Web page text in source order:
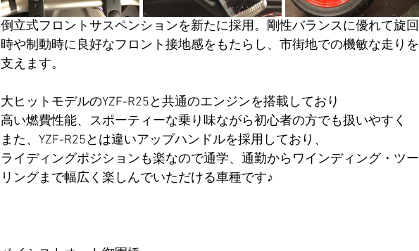
倒立式フロントサスペンションを新たに採用。剛性バランスに優れて旋回
時や制動時に良好なフロント接地感をもたらし、市街地での機敏な走りを
支えます。
大ヒットモデルのYZF-R25と共通のエンジンを搭載しており
高い燃費性能、スポーティーな乗り味ながら初心者の方でも扱いやすく
また、YZF-R25とは違いアップハンドルを採用しており、
ライディングポジションも楽なので通学、通勤からワインディング・ツー
リングまで幅広く楽しんでいただける車種です♪